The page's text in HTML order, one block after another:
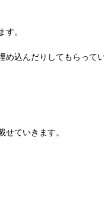
。
込んだりしてもらってい
ていきます。